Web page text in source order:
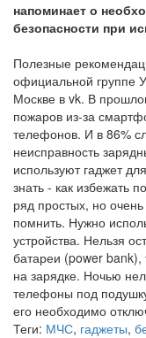
напоминает о
безопасности при
Полезные
официальной группе
Москве в vk. В
пожаров из-за
телефонов. И в 86%
неисправность
используют гаджет
знать - как избежать
ряд простых, но
помнить. Нужно
устройства. Нельзя
батареи (power
на зарядке. Ночью
телефоны под
его необходимо
Теги: МЧС, гаджеты,